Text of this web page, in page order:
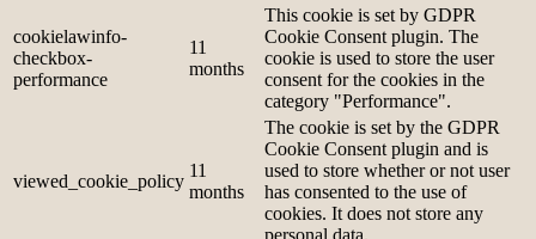
cookielawinfo-
checkbox-
performance
11
months
This cookie is set by GDPR
Cookie Consent plugin. The
cookie is used to store the user
consent for the cookies in the
category "Performance".
viewed_cookie_policy
11
months
The cookie is set by the GDPR
Cookie Consent plugin and is
used to store whether or not user
has consented to the use of
cookies. It does not store any
personal data.